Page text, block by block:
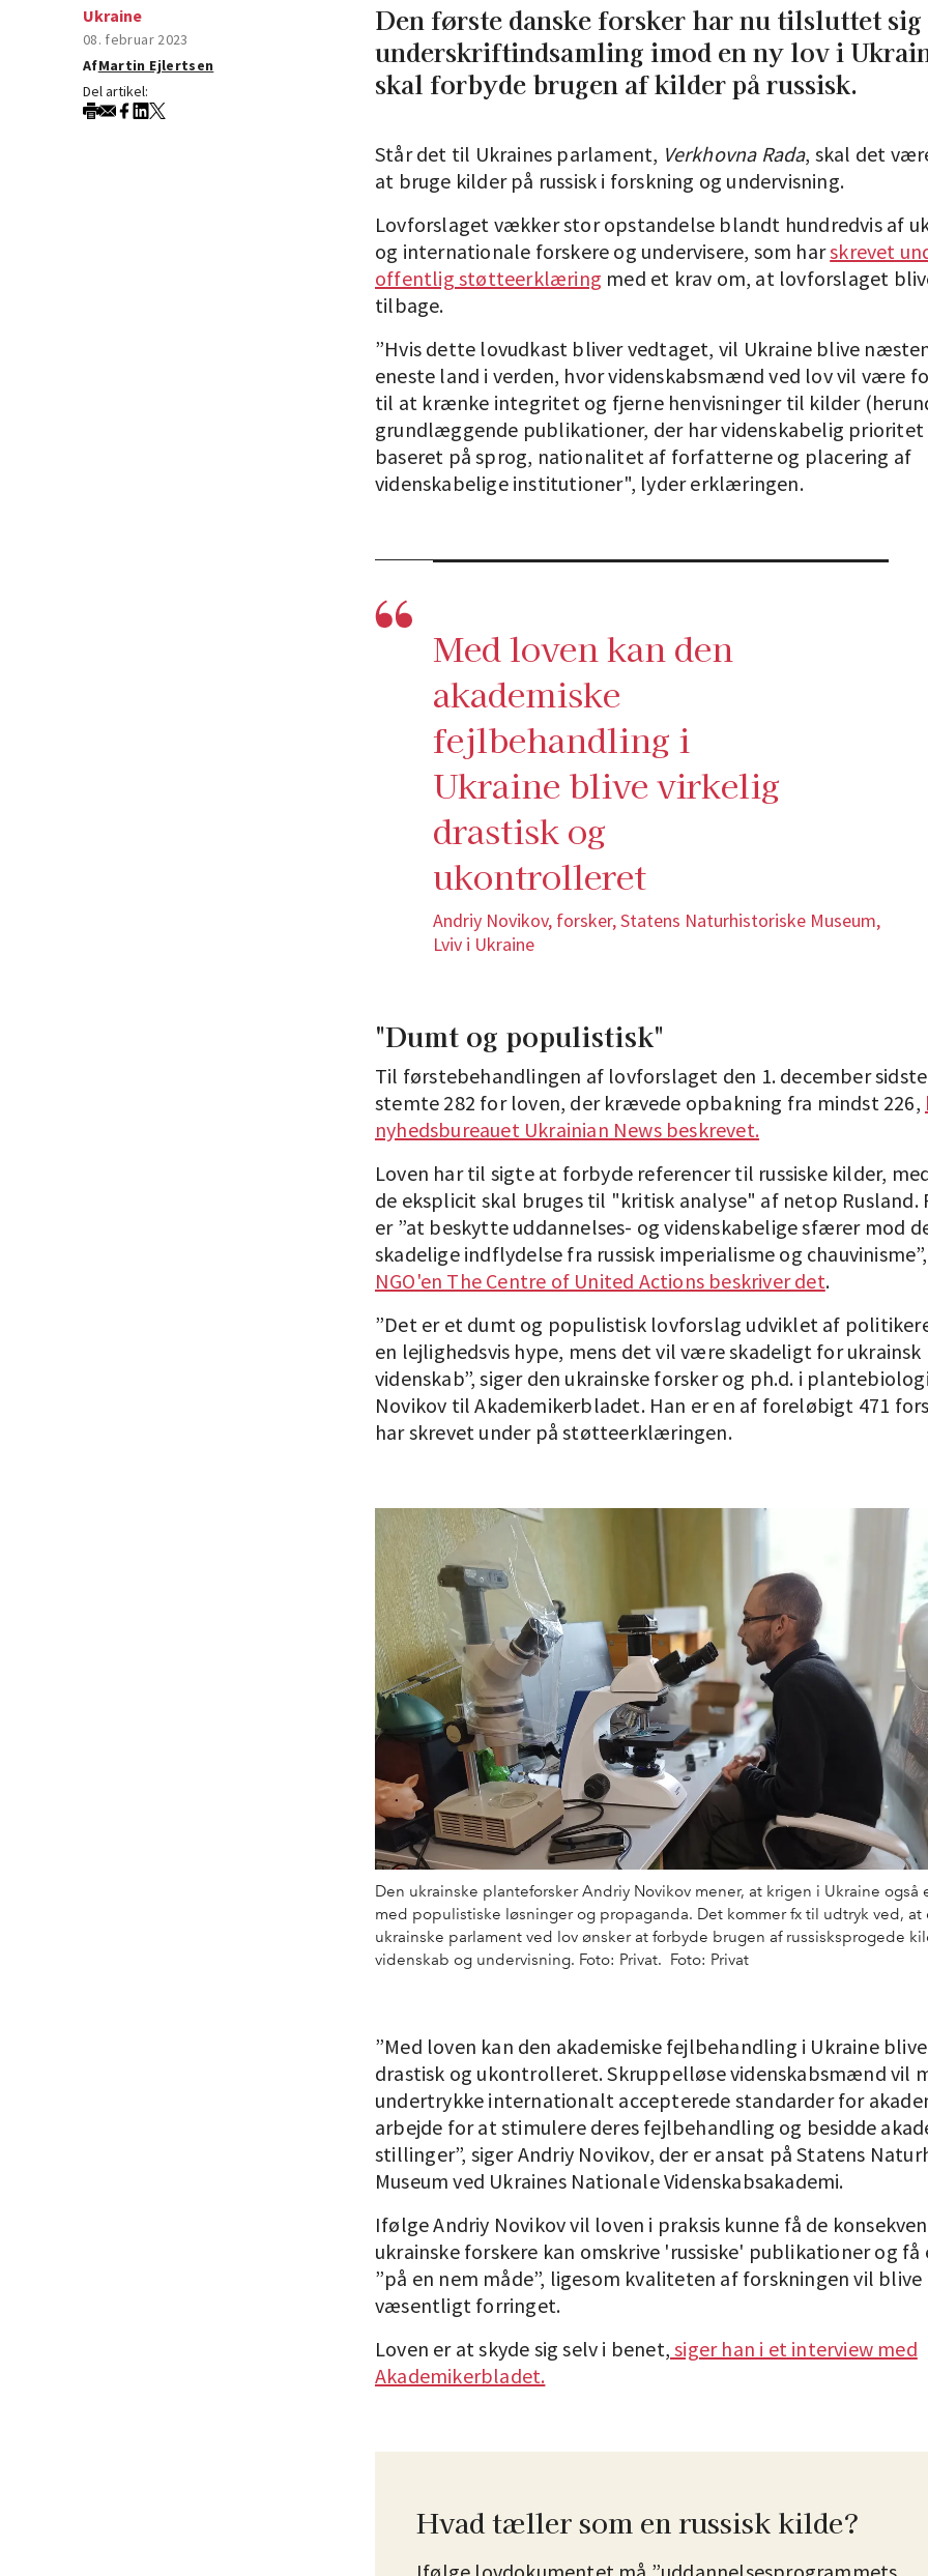
Ukraine
08. februar 2023
AfMartin Ejlertsen
Del artikel:
Den første danske forsker har nu tilsluttet sig
underskriftindsamling imod en ny lov i
skal forbyde brugen af kilder på russisk.
Står det til Ukraines parlament, Verkhovna Rada, skal det
at bruge kilder på russisk i forskning og undervisning.
Lovforslaget vækker stor opstandelse blandt hundredvis af
og internationale forskere og undervisere, som harskrevet
offentlig støtteerklæring med et krav om, at lovforslaget
tilbage.
”Hvis dette lovudkast bliver vedtaget, vil Ukraine blive
eneste land i verden, hvor videnskabsmænd ved lov vil være
til at krænke integritet og fjerne henvisninger til kilder
grundlæggende publikationer, der har videnskabelig prioritet
baseret på sprog, nationalitet af forfatterne og placering af
videnskabelige institutioner", lyder erklæringen.
Med loven kan den
akademiske
fejlbehandling i
Ukraine blive virkelig
drastisk og
ukontrolleret
Andriy Novikov, forsker, Statens Naturhistoriske Museum,
Lviv i Ukraine
"Dumt og populistisk"
Til førstebehandlingen af lovforslaget den 1. december
stemte 282 for loven, der krævede opbakning fra mindst 226,
nyhedsbureauet Ukrainian News beskrevet.
Loven har til sigte at forbyde referencer til russiske kilder,
de eksplicit skal bruges til "kritisk analyse" af netop Rusland.
er ”at beskytte uddannelses- og videnskabelige sfærer mod
skadelige indflydelse fra russisk imperialisme og chauvinisme”,
NGO'en The Centre of United Actions beskriver det.
”Det er et dumt og populistisk lovforslag udviklet af
en lejlighedsvis hype, mens det vil være skadeligt for ukrainsk
videnskab”, siger den ukrainske forsker og ph.d. i
Novikov til Akademikerbladet. Han er en af foreløbigt 471
har skrevet under på støtteerklæringen.
Den ukrainske planteforsker Andriy Novikov mener, at krigen i Ukraine også
med populistiske løsninger og propaganda. Det kommer fx til udtryk ved, at
ukrainske parlament ved lov ønsker at forbyde brugen af russisksprogede
videnskab og undervisning. Foto: Privat. Foto: Privat
”Med loven kan den akademiske fejlbehandling i Ukraine
drastisk og ukontrolleret. Skruppelløse videnskabsmænd vil
undertrykke internationalt accepterede standarder for
arbejde for at stimulere deres fejlbehandling og besidde
stillinger”, siger Andriy Novikov, der er ansat på Statens
Museum ved Ukraines Nationale Videnskabsakademi.
Ifølge Andriy Novikov vil loven i praksis kunne få de
ukrainske forskere kan omskrive 'russiske' publikationer og
”på en nem måde”, ligesom kvaliteten af forskningen vil blive
væsentligt forringet.
Loven er at skyde sig selv i benet, siger han i et interview med
Akademikerbladet.
Hvad tæller som en russisk kilde?